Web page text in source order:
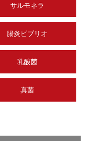
サルモネラ
腸炎ビブリオ
乳酸菌
真菌